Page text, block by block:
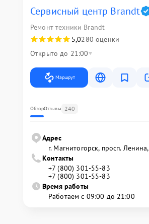
Сервисный центр Brandt
Ремонт техники Brandt
5,0280 оценки
Открыто до 21:00
Маршрут
ОбзорОтзывы 240
Адрес
г. Магнитогорск, просп.
Контакты
+7 (800) 301-55-83
+7 (800) 301-55-83
Время работы
Работаем с 09:00 до 21:00